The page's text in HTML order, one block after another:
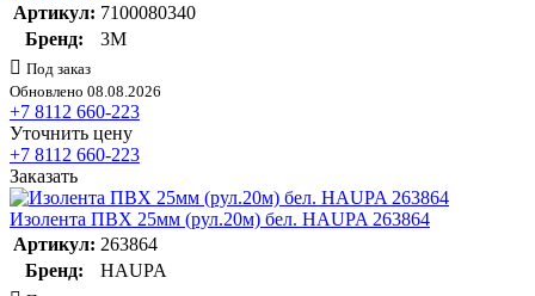
Артикул: 7100080340
Бренд:
3М
Под заказ
Обновлено 08.08.2026
+7 8112 660-223
Уточнить цену
+7 8112 660-223
Заказать
Изолента ПВХ 25мм (рул.20м) бел. HAUPA 263864
Артикул: 263864
Бренд:
HAUPA